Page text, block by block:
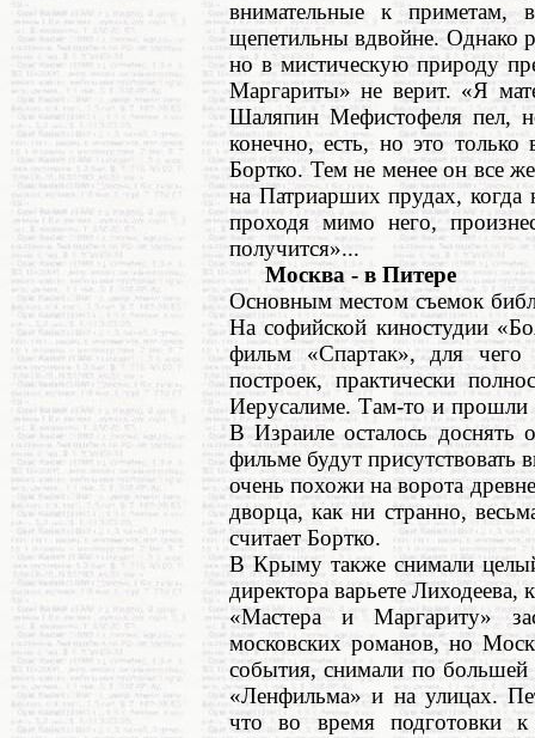
внимательные к приметам,
щепетильны вдвойне. Однако
но в мистическую природу
Маргариты» не верит. «Я
Шаляпин Мефистофеля пел,
конечно, есть, но это
Бортко. Тем не менее он все
на Патриарших прудах, когда
проходя мимо него,
получится»...
Москва - в Питере
Основным местом съемок
На софийской киностудии
фильм «Спартак», для
построек, практически
Иерусалиме. Там-то и
В Израиле осталось
фильме будут
очень похожи на ворота
дворца, как ни странно,
считает Бортко.
В Крыму также снимали
директора варьете
«Мастера и Маргариту»
московских романов, но
события, снимали по большей
«Ленфильма» и на улицах.
что во время подготовки к